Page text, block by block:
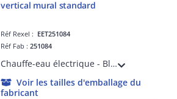
vertical mural standard
Réf Rexel : EET251084
Réf Fab :251084
Chauffe-eau électrique - Blindé 150L vertical mural standard monophasé - équipé du double entraxe 800/500mm - livré avec 1 raccord diélectrique 3/4'
Voir les tailles d'emballage du
fabricant